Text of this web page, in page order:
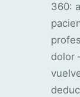
360:
dolor